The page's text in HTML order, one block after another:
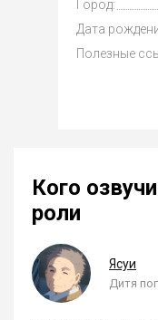
Город:
Дата
Полезные
Кого
роли
Ясуи
Дитя